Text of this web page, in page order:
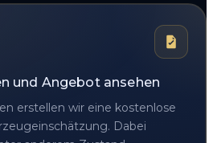
und Angebot ansehen
erstellen wir eine kostenlose
Dabei